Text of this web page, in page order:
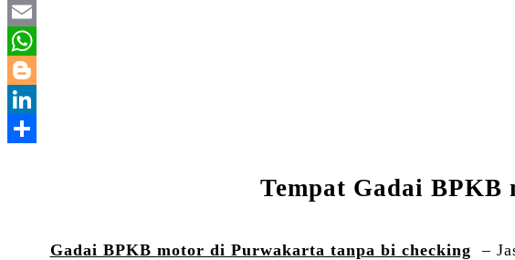
Tempat Gadai
Gadai BPKB motor di Purwakarta tanpa bi checking –